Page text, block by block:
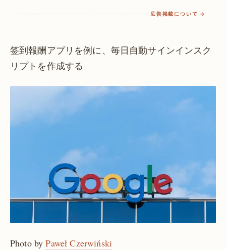
広告掲載について →
签到報酬アプリを例に、毎日自動サインインスク
リプトを作成する
Photo byPaweł Czerwiński